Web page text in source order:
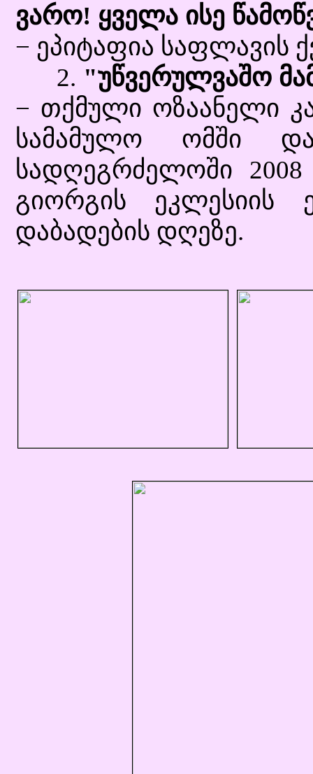
ვარო! ყველა ისე
− ეპიტაფია საფლავის
2. "უწვერულვაშო
− თქმული ოზაანელი
სამამულო ომში
სადღეგრძელოში
გიორგის ეკლესიის
დაბადების დღეზე.